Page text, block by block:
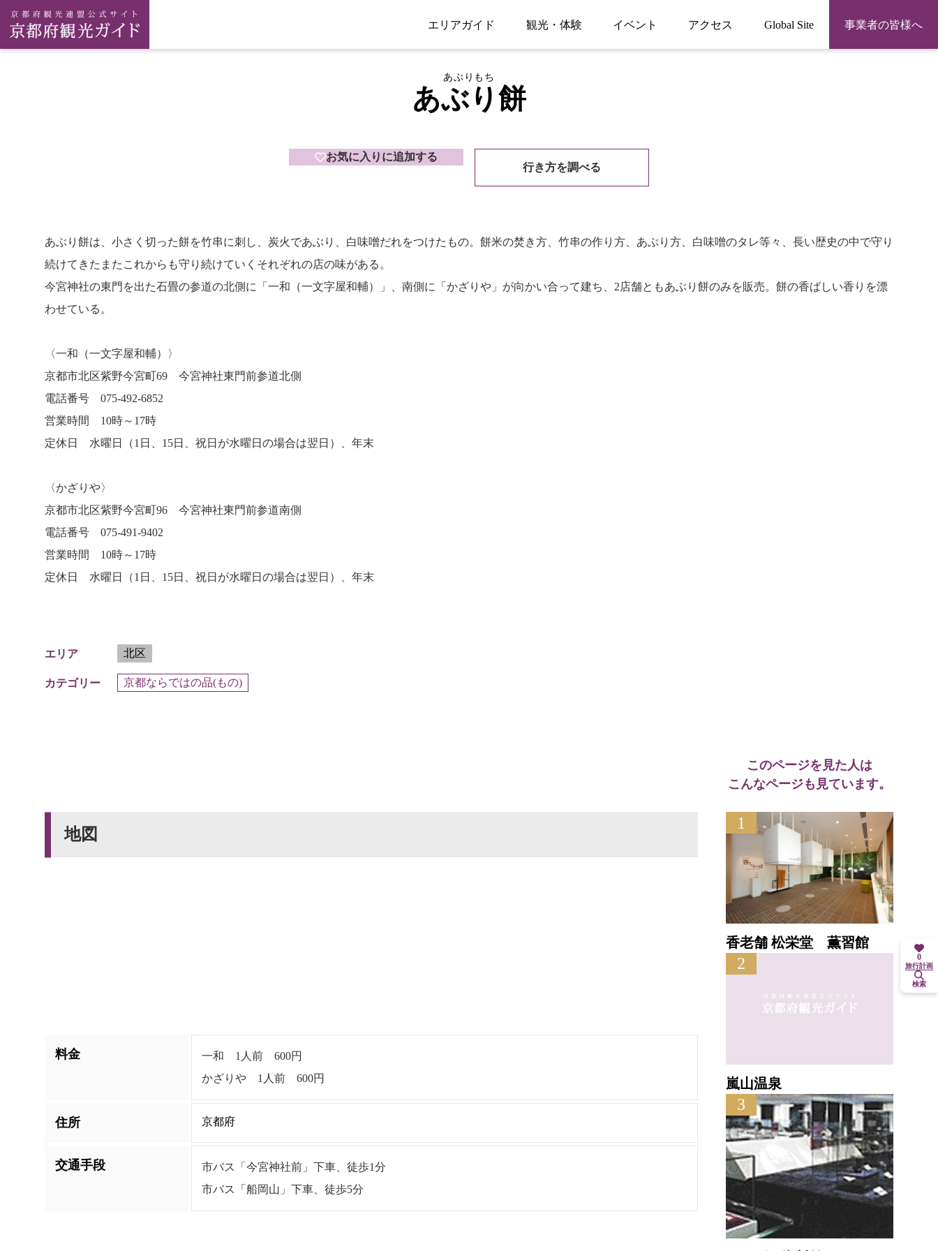
エリアガイド 観光・体験 イベント アクセス Global Site 事業者の皆様へ
あぶり餅
あぶりもち
お気に入りに追加する
行き方を調べる
あぶり餅は、小さく切った餅を竹串に刺し、炭火であぶり、白味噌だれをつけたもの。餅米の焚き方、竹串の作り方、あぶり方、白味噌のタレ等々、長い歴史の中で守り
続けてきたまたこれからも守り続けていくそれぞれの店の味がある。
今宮神社の東門を出た石畳の参道の北側に「一和（一文字屋和輔）」、南側に「かざりや」が向かい合って建ち、2店舗ともあぶり餅のみを販売。餅の香ばしい香りを漂
わせている。
〈一和（一文字屋和輔）〉
京都市北区紫野今宮町69 今宮神社東門前参道北側
電話番号 075-492-6852
営業時間 10時～17時
定休日 水曜日（1日、15日、祝日が水曜日の場合は翌日）、年末
〈かざりや〉
京都市北区紫野今宮町96 今宮神社東門前参道南側
電話番号 075-491-9402
営業時間 10時～17時
定休日 水曜日（1日、15日、祝日が水曜日の場合は翌日）、年末
エリア 北区
カテゴリー 京都ならではの品(もの)
地図
料金
一和 1人前 600円
かざりや 1人前 600円
住所 京都府
交通手段
市バス「今宮神社前」下車、徒歩1分
市バス「船岡山」下車、徒歩5分
このページを見た人は
こんなページも見ています。
1
香老舗 松栄堂 薫習館
2
嵐山温泉
3
0
旅行計画
検索